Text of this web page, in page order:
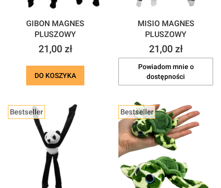
GIBON MAGNES
PLUSZOWY
Cena
21,00 zł
DO KOSZYKA
MISIO MAGNES
PLUSZOWY
Cena
21,00 zł
Powiadom mnie o
dostępności
Bestseller Bestseller